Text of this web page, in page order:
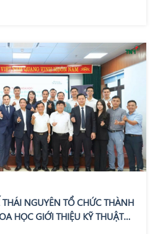
NGUYÊN TỔ CHỨC THÀNH
HỌC GIỚI THIỆU KỸ THUẬT